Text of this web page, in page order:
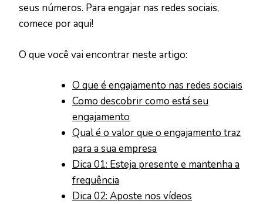
seus números. Para engajar nas redes sociais,
comece por aqui!
O que você vai encontrar neste artigo:
O que é engajamento nas redes sociais
Como descobrir como está seu
engajamento
Qual é o valor que o engajamento traz
para a sua empresa
Dica 01: Esteja presente e mantenha a
frequência
Dica 02: Aposte nos vídeos